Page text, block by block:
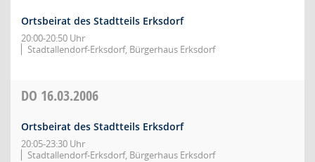
Ortsbeirat des Stadtteils Erksdorf
20:00-20:50 Uhr
Stadtallendorf-Erksdorf, Bürgerhaus Erksdorf
DO 16.03.2006
Ortsbeirat des Stadtteils Erksdorf
20:05-23:30 Uhr
Stadtallendorf-Erksdorf, Bürgerhaus Erksdorf